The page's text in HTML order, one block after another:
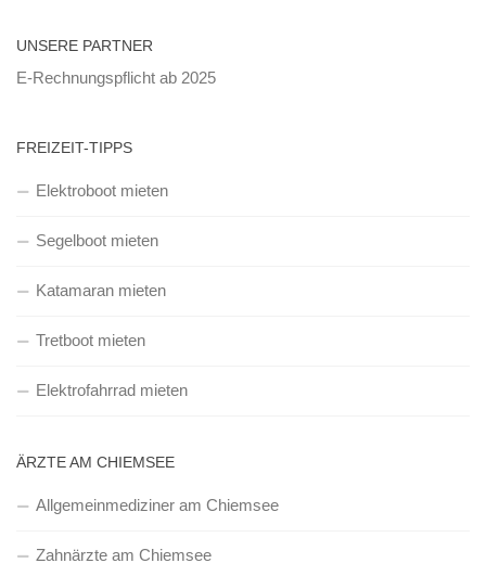
UNSERE PARTNER
E-Rechnungspflicht ab 2025
FREIZEIT-TIPPS
Elektroboot mieten
Segelboot mieten
Katamaran mieten
Tretboot mieten
Elektrofahrrad mieten
ÄRZTE AM CHIEMSEE
Allgemeinmediziner am Chiemsee
Zahnärzte am Chiemsee